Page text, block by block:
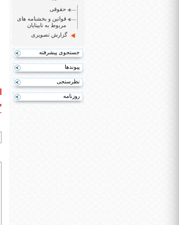
حقوقی
قوانین و بخشنامه های
مربوط به نابینایان
گزارش تصویری
جستجوی پیشرفته
پیوندها
نظرسنجی
روزنامه